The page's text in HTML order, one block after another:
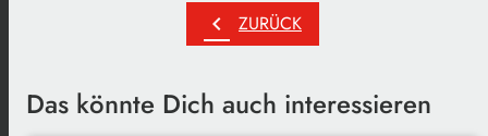
chevron_left ZURÜCK
Das könnte Dich auch interessieren